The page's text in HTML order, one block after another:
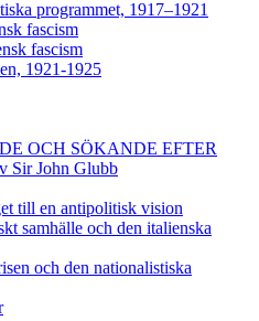
programmet, 1917–1921
fascism
fascism
1921-1925
OCH SÖKANDE EFTER
Sir John Glubb
till en antipolitisk vision
samhälle och den italienska
och den nationalistiska